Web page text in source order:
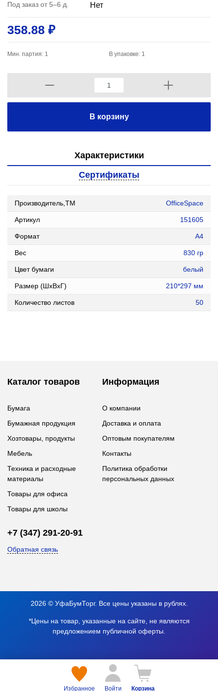
Избранное Войти Корзина
Под заказ от 5–6 д. Нет
358.88 ₽
Мин. партия: 1 В упаковке: 1
В корзину
Характеристики
Сертификаты
Производитель,ТМ OfficeSpace
Артикул 151605
Формат А4
Вес 830 гр
Цвет бумаги белый
Размер (ШxВxГ) 210*297 мм
Количество листов 50
Каталог товаров
Бумага
Бумажная продукция
Хозтовары, продукты
Мебель
Техника и расходные
материалы
Товары для офиса
Товары для школы
Информация
О компании
Доставка и оплата
Оптовым покупателям
Контакты
Политика обработки
персональных данных
+7 (347) 291-20-91
Обратная связь
2026 © УфаБумТорг. Все цены указаны в рублях.
*Цены на товар, указанные на сайте, не являются
предложением публичной оферты.